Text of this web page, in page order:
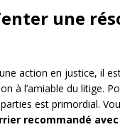
une
action en justice, il
à l’amiable du litige.
est primordial.
recommandé